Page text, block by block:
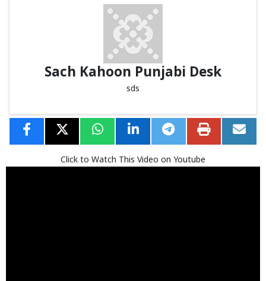
Sach Kahoon Punjabi Desk
sds
Click to Watch This Video on Youtube